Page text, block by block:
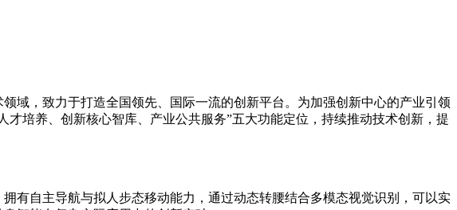
，致力于打造全国领先、国际一流的创新平台。为加强创新中心的产业引领
培养、创新核心智库、产业公共服务”五大功能定位，持续推动技术创新，提
自主导航与拟人步态移动能力，通过动态转腰结合多模态视觉识别，可以实